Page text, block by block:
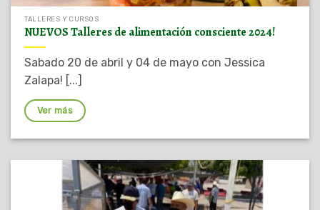
TALLERES Y CURSOS
NUEVOS Talleres de alimentación consciente 2024!
Sabado 20 de abril y 04 de mayo con Jessica
Zalapa! [...]
Ver más